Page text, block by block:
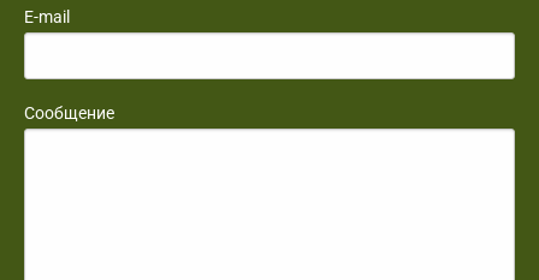
E-mail
Сообщение